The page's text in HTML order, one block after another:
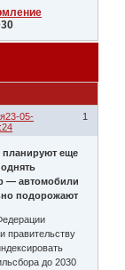
1
23-05-
планируют еще
— автомобили
подорожают
правительству
до 2030